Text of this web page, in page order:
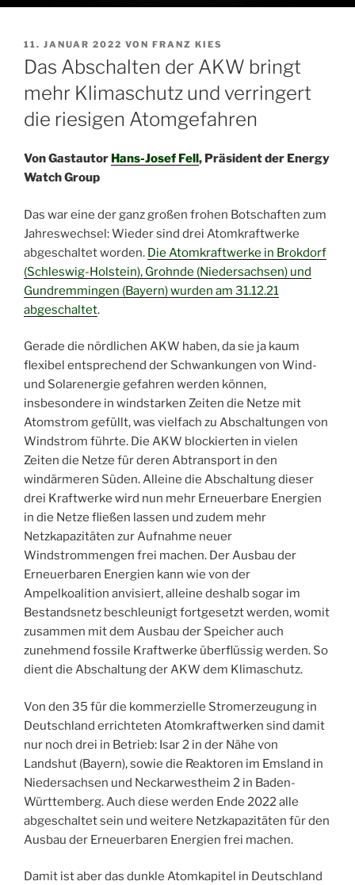
VERÖFFENTLICHT
AM
11. JANUAR 2022 VON FRANZ KIES
Das Abschalten der AKW bringt
mehr Klimaschutz und verringert
die riesigen Atomgefahren
Von Gastautor Hans-Josef Fell, Präsident der Energy
Watch Group
Das war eine der ganz großen frohen Botschaften zum
Jahreswechsel: Wieder sind drei Atomkraftwerke
abgeschaltet worden. Die Atomkraftwerke in Brokdorf
(Schleswig-Holstein), Grohnde (Niedersachsen) und
Gundremmingen (Bayern) wurden am 31.12.21
abgeschaltet.
Gerade die nördlichen AKW haben, da sie ja kaum
flexibel entsprechend der Schwankungen von Wind-
und Solarenergie gefahren werden können,
insbesondere in windstarken Zeiten die Netze mit
Atomstrom gefüllt, was vielfach zu Abschaltungen von
Windstrom führte. Die AKW blockierten in vielen
Zeiten die Netze für deren Abtransport in den
windärmeren Süden. Alleine die Abschaltung dieser
drei Kraftwerke wird nun mehr Erneuerbare Energien
in die Netze fließen lassen und zudem mehr
Netzkapazitäten zur Aufnahme neuer
Windstrommengen frei machen. Der Ausbau der
Erneuerbaren Energien kann wie von der
Ampelkoalition anvisiert, alleine deshalb sogar im
Bestandsnetz beschleunigt fortgesetzt werden, womit
zusammen mit dem Ausbau der Speicher auch
zunehmend fossile Kraftwerke überflüssig werden. So
dient die Abschaltung der AKW dem Klimaschutz.
Von den 35 für die kommerzielle Stromerzeugung in
Deutschland errichteten Atomkraftwerken sind damit
nur noch drei in Betrieb: Isar 2 in der Nähe von
Landshut (Bayern), sowie die Reaktoren im Emsland in
Niedersachsen und Neckarwestheim 2 in Baden-
Württemberg. Auch diese werden Ende 2022 alle
abgeschaltet sein und weitere Netzkapazitäten für den
Ausbau der Erneuerbaren Energien frei machen.
Damit ist aber das dunkle Atomkapitel in Deutschland